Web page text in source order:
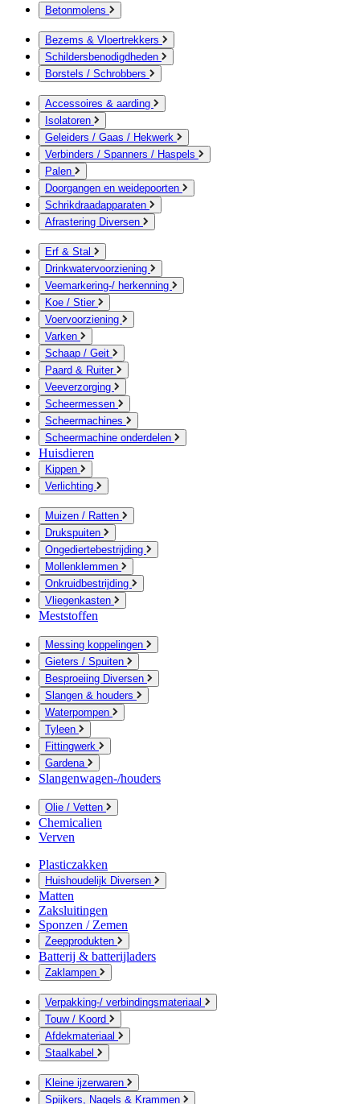
Betonmolens
Bezems & Vloertrekkers
Schildersbenodigdheden
Borstels / Schrobbers
Accessoires & aarding
Isolatoren
Geleiders / Gaas / Hekwerk
Verbinders / Spanners / Haspels
Palen
Doorgangen en weidepoorten
Schrikdraadapparaten
Afrastering Diversen
Erf & Stal
Drinkwatervoorziening
Veemarkering-/ herkenning
Koe / Stier
Voervoorziening
Varken
Schaap / Geit
Paard & Ruiter
Veeverzorging
Scheermessen
Scheermachines
Scheermachine onderdelen
Huisdieren
Kippen
Verlichting
Muizen / Ratten
Drukspuiten
Ongediertebestrijding
Mollenklemmen
Onkruidbestrijding
Vliegenkasten
Meststoffen
Messing koppelingen
Gieters / Spuiten
Besproeiing Diversen
Slangen & houders
Waterpompen
Tyleen
Fittingwerk
Gardena
Slangenwagen-/houders
Olie / Vetten
Chemicalien
Verven
Plasticzakken
Huishoudelijk Diversen
Matten
Zaksluitingen
Sponzen / Zemen
Zeepprodukten
Batterij & batterijladers
Zaklampen
Verpakking-/ verbindingsmateriaal
Touw / Koord
Afdekmateriaal
Staalkabel
Kleine ijzerwaren
Spijkers, Nagels & Krammen